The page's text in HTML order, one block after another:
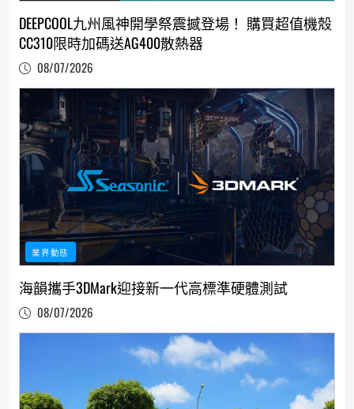
DEEPCOOL九州風神開學祭震撼登場！ 購買超值機殼
CC310限時加碼送AG400散熱器
08/07/2026
業界動態
海韻攜手3DMark迎接新一代高標準硬體測試
08/07/2026